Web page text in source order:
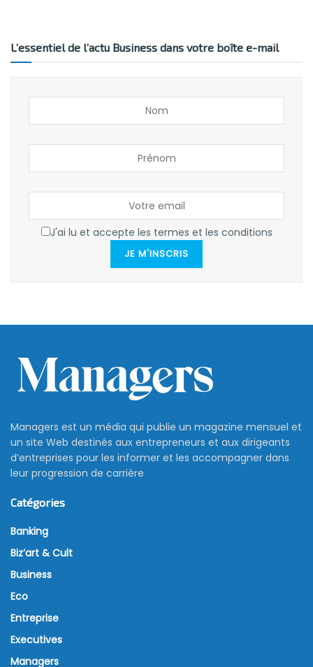
L’essentiel de l’actu Business dans votre boîte e-mail
J'ai lu et accepte les termes et les conditions
JE M'INSCRIS
Managers est un média qui publie un magazine mensuel et
un site Web destinés aux entrepreneurs et aux dirigeants
d’entreprises pour les informer et les accompagner dans
leur progression de carrière
Catégories
Banking
Biz’art & Cult
Business
Eco
Entreprise
Executives
Managers